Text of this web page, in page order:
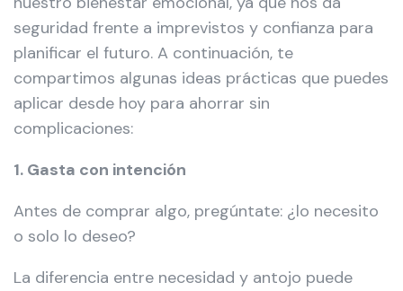
seguridad frente a imprevistos y confianza para
planificar el futuro. A continuación, te
compartimos algunas ideas prácticas que puedes
aplicar desde hoy para ahorrar sin
complicaciones:
1. Gasta con intención
Antes de comprar algo, pregúntate: ¿lo necesito
o solo lo deseo?
La diferencia entre necesidad y antojo puede